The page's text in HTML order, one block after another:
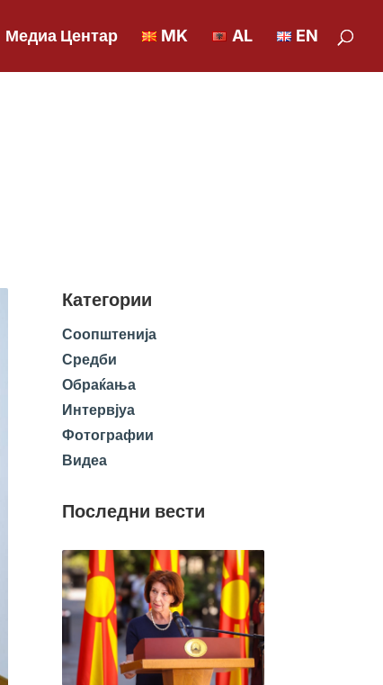
Медиа Центар MK AL EN
Категории
Соопштенија
Средби
Обраќања
Интервјуа
Фотографии
Видеа
Последни вести